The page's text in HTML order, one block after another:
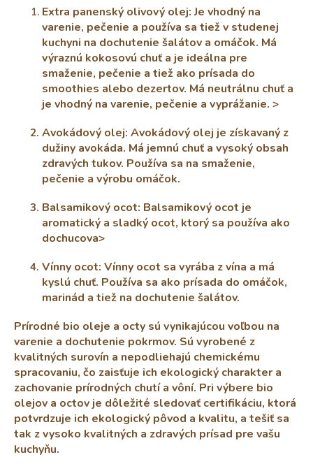
i
e
p
r
v
k
y
v
ý
p
i
s
u
i
e
Extra panenský olivový olej: Je vhodný na
varenie, pečenie a používa sa tiež v studenej
kuchyni na dochutenie šalátov a omáčok. Má
výraznú kokosovú chuť a je ideálna pre
smaženie, pečenie a tiež ako prísada do
smoothies alebo dezertov. Má neutrálnu chuť a
je vhodný na varenie, pečenie a vyprážanie. >
Avokádový olej: Avokádový olej je získavaný z
dužiny avokáda. Má jemnú chuť a vysoký obsah
zdravých tukov. Používa sa na smaženie,
pečenie a výrobu omáčok.
Balsamikový ocot: Balsamikový ocot je
aromatický a sladký ocot, ktorý sa používa ako
dochucova>
Vínny ocot: Vínny ocot sa vyrába z vína a má
kyslú chuť. Používa sa ako prísada do omáčok,
marinád a tiež na dochutenie šalátov.
Prírodné bio oleje a octy sú vynikajúcou voľbou na
varenie a dochutenie pokrmov. Sú vyrobené z
kvalitných surovín a nepodliehajú chemickému
spracovaniu, čo zaisťuje ich ekologický charakter a
zachovanie prírodných chutí a vôní. Pri výbere bio
olejov a octov je dôležité sledovať certifikáciu, ktorá
potvrdzuje ich ekologický pôvod a kvalitu, a tešiť sa
tak z vysoko kvalitných a zdravých prísad pre vašu
kuchyňu.